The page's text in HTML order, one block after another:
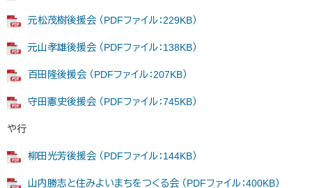
元松茂樹後援会 （PDFファイル：229KB）
元山孝雄後援会 （PDFファイル：138KB）
百田隆後援会 （PDFファイル：207KB）
守田憲史後援会 （PDFファイル：745KB）
や行
柳田光芳後援会 （PDFファイル：144KB）
山内勝志と住みよいまちをつくる会 （PDFファイル：400KB）